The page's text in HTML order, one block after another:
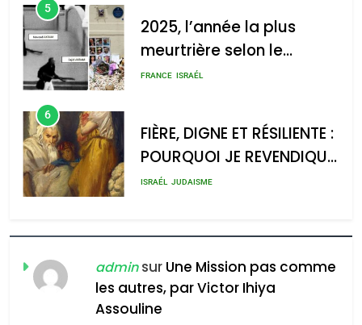
5
2025, l’année la plus
meurtrière selon le
rapport d’ADL contre
FRANCE ISRAÉL
6
FIÈRE, DIGNE ET RÉSILIENTE :
POURQUOI JE REVENDIQUE
MA JUDAÏTE par Thérèse
ISRAÉL JUDAISME
CE QUI NOUS MANQUE –
Jacques Hadida
JUDAISME
adminsur Une Mission pas comme
les autres, par Victor Ihiya
Assouline